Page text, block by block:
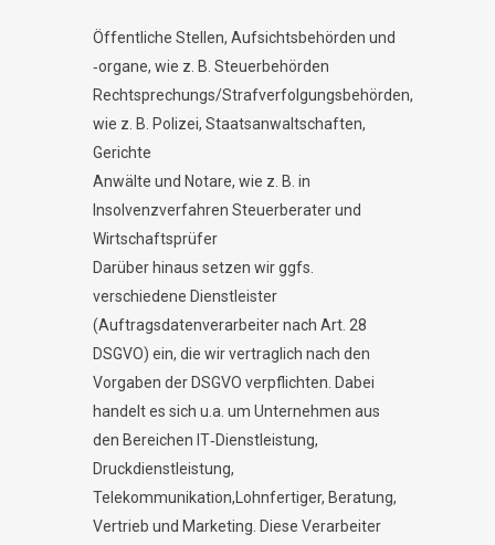
Öffentliche Stellen, Aufsichtsbehörden und
‐organe, wie z. B. Steuerbehörden
Rechtsprechungs/Strafverfolgungsbehörden,
wie z. B. Polizei, Staatsanwaltschaften,
Gerichte
Anwälte und Notare, wie z. B. in
Insolvenzverfahren Steuerberater und
Wirtschaftsprüfer
Darüber hinaus setzen wir ggfs.
verschiedene Dienstleister
(Auftragsdatenverarbeiter nach Art. 28
DSGVO) ein, die wir vertraglich nach den
Vorgaben der DSGVO verpflichten. Dabei
handelt es sich u.a. um Unternehmen aus
den Bereichen IT‐Dienstleistung,
Druckdienstleistung,
Telekommunikation,Lohnfertiger, Beratung,
Vertrieb und Marketing. Diese Verarbeiter